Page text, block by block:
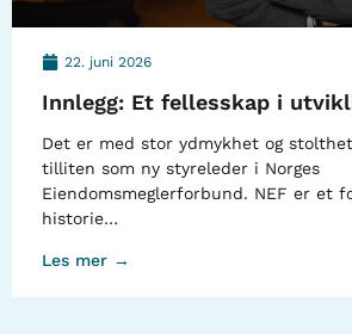
22. juni 2026
Innlegg: Et fellesskap i
Det er med stor ydmykhet og
tilliten som ny styreleder i Norges
Eiendomsmeglerforbund. NEF er et
historie…
Les mer →